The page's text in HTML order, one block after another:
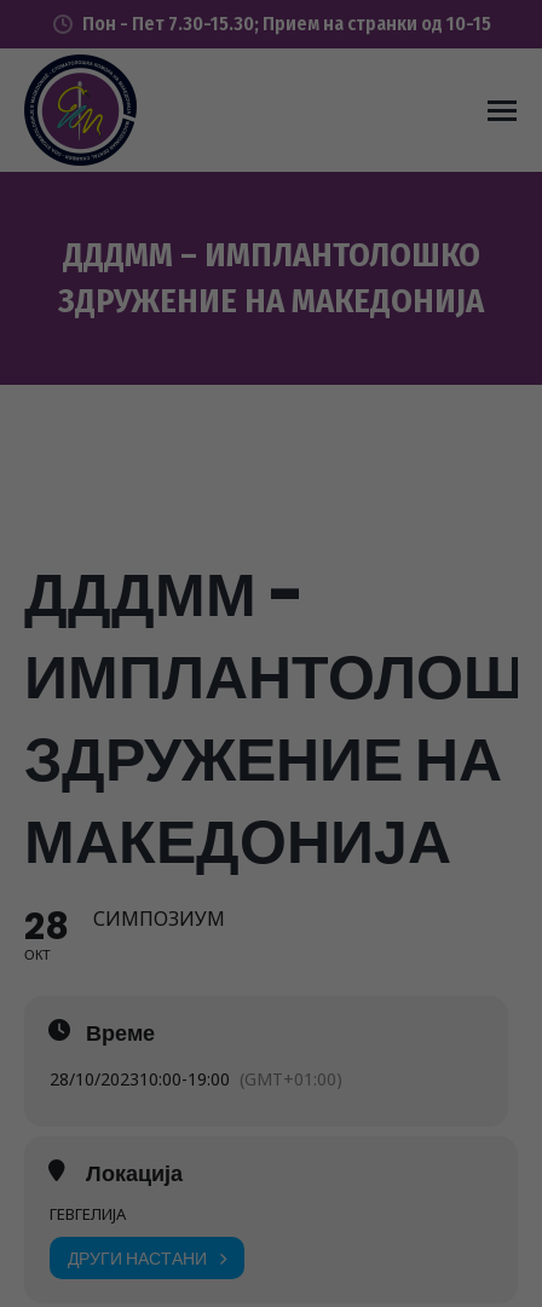
Пон - Пет 7.30-15.30; Прием на странки од 10-15
ДДДММ – ИМПЛАНТОЛОШКО
ЗДРУЖЕНИЕ НА МАКЕДОНИЈА
ДДДММ -
ЗДРУЖЕНИЕ НА
МАКЕДОНИЈА
28
ОКТ
СИМПОЗИУМ
Време
28/10/202310:00-19:00 (GMT+01:00)
Локација
ГЕВГЕЛИЈА
ДРУГИ НАСТАНИ